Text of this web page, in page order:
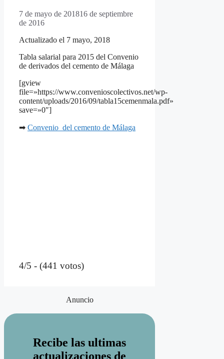
7 de mayo de 201816 de septiembre
de 2016
Actualizado el 7 mayo, 2018
Tabla salarial para 2015 del Convenio
de derivados del cemento de Málaga
[gview
file=»https://www.convenioscolectivos.net/wp-
content/uploads/2016/09/tabla15cemenmala.pdf»
save=»0″]
➡ Convenio del cemento de Málaga
4/5 - (441 votos)
Anuncio
Recibe las ultimas
actualizaciones de